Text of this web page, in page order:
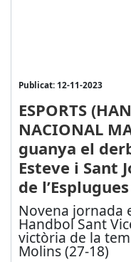
Publicat: 12-11-2023
ESPORTS
NACIONAL
guanya el
Esteve i Sant
de l’Esplugues
Novena jornada
Handbol Sant
victòria de la
Molins (27-18)